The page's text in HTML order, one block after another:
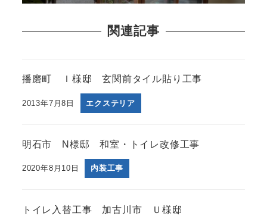
関連記事
播磨町 Ｉ様邸 玄関前タイル貼り工事
2013年7月8日 エクステリア
明石市 N様邸 和室・トイレ改修工事
2020年8月10日 内装工事
トイレ入替工事 加古川市 Ｕ様邸